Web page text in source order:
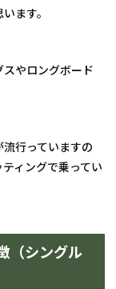
ます。
やロングボード
行っていますの
ィングで乗ってい
（シングル